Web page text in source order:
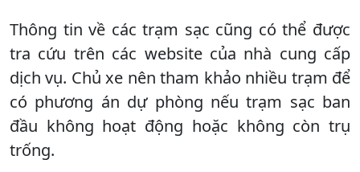
Thông tin về các trạm sạc cũng có thể được
tra cứu trên các website của nhà cung cấp
dịch vụ. Chủ xe nên tham khảo nhiều trạm để
có phương án dự phòng nếu trạm sạc ban
đầu không hoạt động hoặc không còn trụ
trống.